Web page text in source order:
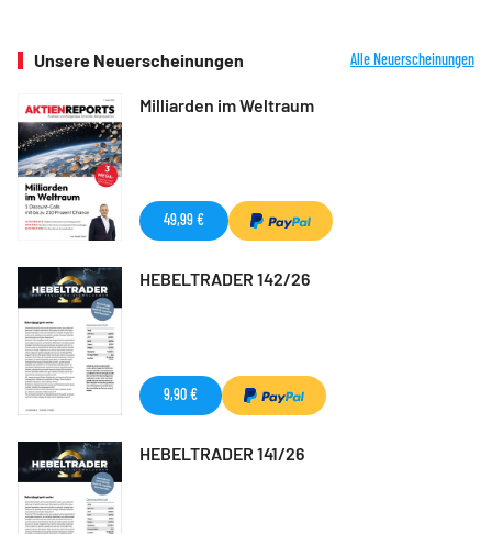
Unsere Neuerscheinungen Alle Neuerscheinungen
Milliarden im Weltraum
49,99 €
HEBELTRADER 142/26
9,90 €
HEBELTRADER 141/26